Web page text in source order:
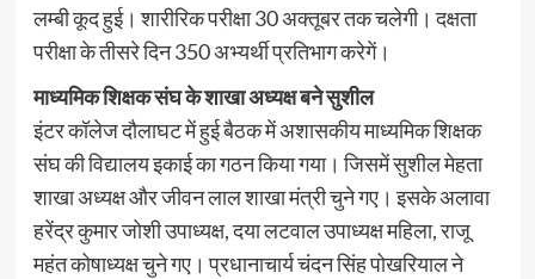
लम्बी कूद हुई। शारीरिक परीक्षा 30 अक्तूबर तक चलेगी। दक्षता
परीक्षा के तीसरे दिन 350 अभ्यर्थी प्रतिभाग करेगें।
माध्यमिक शिक्षक संघ के शाखा अध्यक्ष बने सुशील
इंटर कॉलेज दौलाघट में हुई बैठक में अशासकीय माध्यमिक शिक्षक
संघ की विद्यालय इकाई का गठन किया गया। जिसमें सुशील मेहता
शाखा अध्यक्ष और जीवन लाल शाखा मंत्री चुने गए। इसके अलावा
हरेंद्र कुमार जोशी उपाध्यक्ष, दया लटवाल उपाध्यक्ष महिला, राजू
महंत कोषाध्यक्ष चुने गए। प्रधानाचार्य चंदन सिंह पोखरियाल ने